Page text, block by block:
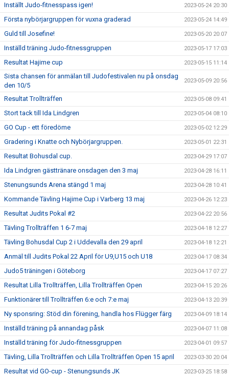
Inställt Judo-fitnesspass igen! 2023-05-24 20:30
Första nybörjargruppen för vuxna graderad 2023-05-24 14:49
Guld till Josefine! 2023-05-20 20:07
Inställd träning Judo-fitnessgruppen 2023-05-17 17:03
Resultat Hajime cup 2023-05-15 11:14
Sista chansen för anmälan till Judofestivalen nu på onsdag
den 10/5
2023-05-09 20:56
Resultat Trollträffen 2023-05-08 09:41
Stort tack till Ida Lindgren 2023-05-04 08:10
GO Cup - ett föredöme 2023-05-02 12:29
Gradering i Knatte och Nybörjargruppen. 2023-05-01 22:31
Resultat Bohusdal cup. 2023-04-29 17:07
Ida Lindgren gästtränare onsdagen den 3 maj 2023-04-28 16:11
Stenungsunds Arena stängd 1 maj 2023-04-28 10:41
Kommande Tävling Hajime Cup i Varberg 13 maj 2023-04-26 12:23
Resultat Judits Pokal #2 2023-04-22 20:56
Tävling Trollträffen 1 6-7 maj 2023-04-18 12:27
Tävling Bohusdal Cup 2 i Uddevalla den 29 april 2023-04-18 12:21
Anmäl till Judits Pokal 22 April för U9,U15 och U18 2023-04-17 08:34
Judo5 träningen i Göteborg 2023-04-17 07:27
Resultat Lilla Trollträffen, Lilla Trollträffen Open 2023-04-15 20:26
Funktionärer till Trollträffen 6:e och 7:e maj 2023-04-13 20:39
Ny sponsring: Stöd din förening, handla hos Flügger färg 2023-04-09 18:14
Inställd träning på annandag påsk 2023-04-07 11:08
Inställd träning för Judo-fitnessgruppen 2023-04-01 09:57
Tävling, Lilla Trollträffen och Lilla Trollträffen Open 15 april 2023-03-30 20:04
Resultat vid GO-cup - Stenungsunds JK 2023-03-25 18:58